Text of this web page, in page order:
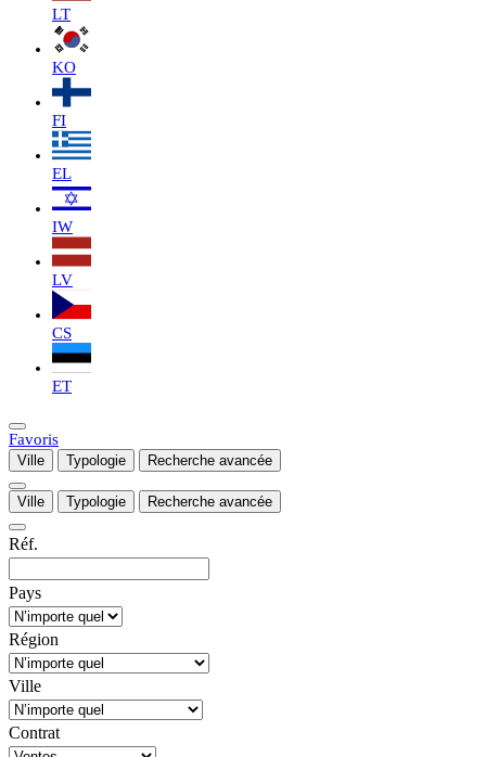
LT
KO
FI
EL
IW
LV
CS
ET
Favoris
Ville Typologie Recherche avancée
Ville Typologie Recherche avancée
Réf.
Pays
Région
Ville
Contrat